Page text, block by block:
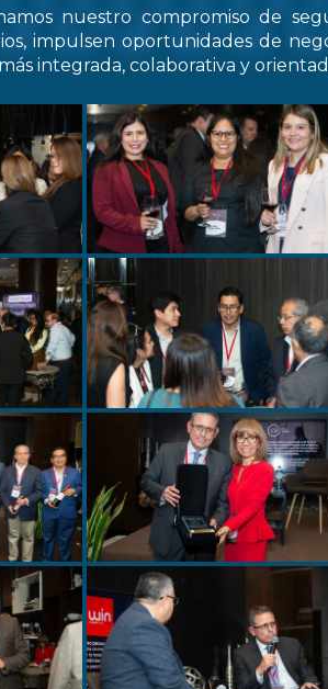
nuestro compromiso de
impulsen oportunidades de
integrada, colaborativa y